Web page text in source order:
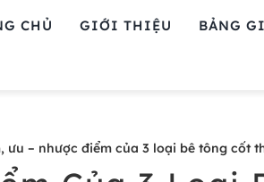
CHỦ GIỚI THIỆU BẢNG
ưu – nhược điểm của 3 loại bê tông cốt